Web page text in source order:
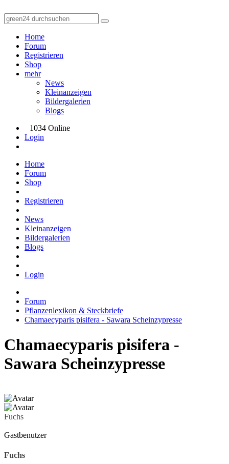
Home
Forum
Registrieren
Shop
mehr
News
Kleinanzeigen
Bildergalerien
Blogs
1034 Online
Login
Home
Forum
Shop
Registrieren
News
Kleinanzeigen
Bildergalerien
Blogs
Login
Forum
Pflanzenlexikon & Steckbriefe
Chamaecyparis pisifera - Sawara Scheinzypresse
Chamaecyparis pisifera -
Sawara Scheinzypresse
Fuchs
Gastbenutzer
Fuchs